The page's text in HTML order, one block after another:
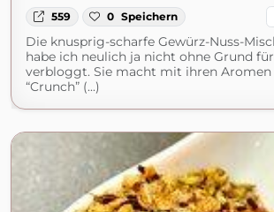
559 0 Speichern
Die knusprig-scharfe Gewürz-Nuss-
habe ich neulich ja nicht ohne Grund
verbloggt. Sie macht mit ihren Aromen
“Crunch” (...)